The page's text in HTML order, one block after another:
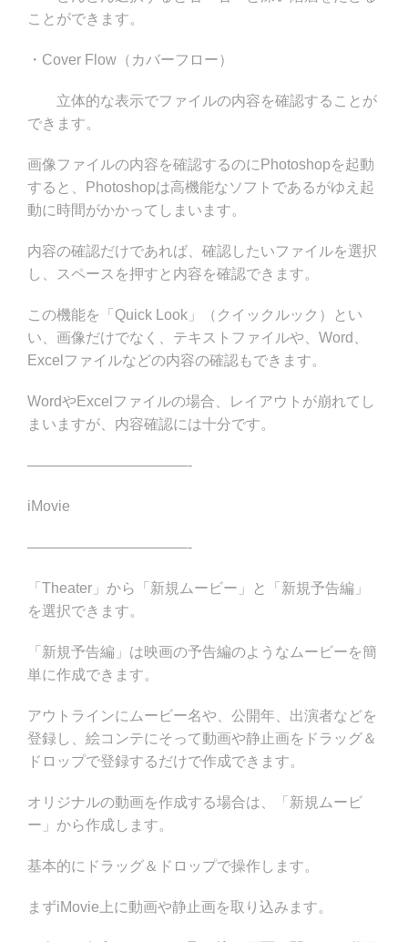
ことができます。
・Cover Flow（カバーフロー）
立体的な表示でファイルの内容を確認することが
できます。
画像ファイルの内容を確認するのにPhotoshopを起動
すると、Photoshopは高機能なソフトであるがゆえ起
動に時間がかかってしまいます。
内容の確認だけであれば、確認したいファイルを選択
し、スペースを押すと内容を確認できます。
この機能を「Quick Look」（クイックルック）とい
い、画像だけでなく、テキストファイルや、Word、
Excelファイルなどの内容の確認もできます。
WordやExcelファイルの場合、レイアウトが崩れてし
まいますが、内容確認には十分です。
———————————-
iMovie
———————————-
「Theater」から「新規ムービー」と「新規予告編」
を選択できます。
「新規予告編」は映画の予告編のようなムービーを簡
単に作成できます。
アウトラインにムービー名や、公開年、出演者などを
登録し、絵コンテにそって動画や静止画をドラッグ＆
ドロップで登録するだけで作成できます。
オリジナルの動画を作成する場合は、「新規ムービ
ー」から作成します。
基本的にドラッグ＆ドロップで操作します。
まずiMovie上に動画や静止画を取り込みます。